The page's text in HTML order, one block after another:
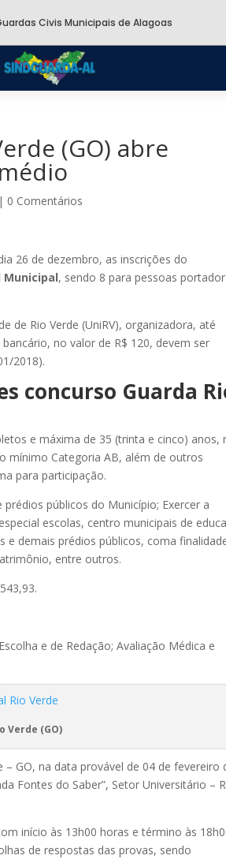
Civis Municipais de Alagoas
(GO) abre
| 0 Comentários
26 de dezembro, as inscrições do
Municipal, sendo 8 para pessoas
de Rio Verde (UniRV), organizadora, até
no valor de R$ 120, devem ser
2018).
concurso Guarda
e máxima de 35 (trinta e cinco) anos,
mínimo Categoria AB, além de outros
para participação.
públicos do Município; Exercer a
escolas, centro municipais de
e demais prédios públicos, coma
entre outros.
e de Redação; Avaliação Médica e
Verde (GO)
– GO, na data provável de 04 de fevereiro
Fontes do Saber”, Setor Universitário –
início às 13h00 horas e término às
de respostas das provas, sendo